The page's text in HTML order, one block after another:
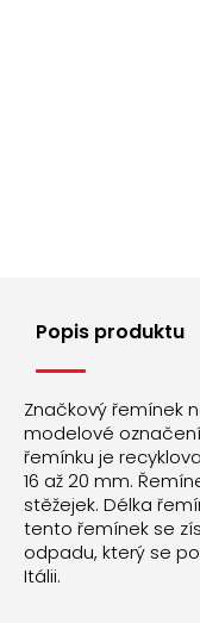
Popis produktu
Značkový řemínek
modelové označení
řemínku je
16 až 20 mm.
stěžejek. Délka
tento řemínek se
odpadu, který se
Itálii.